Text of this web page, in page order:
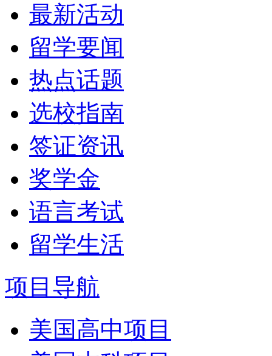
最新活动
留学要闻
热点话题
选校指南
签证资讯
奖学金
语言考试
留学生活
项目导航
美国高中项目